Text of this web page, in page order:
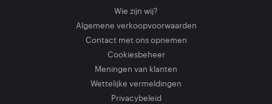
Wie zijn wij?
Algemene verkoopvoorwaarden
Contact met ons opnemen
Cookiesbeheer
Meningen van klanten
Wettelijke vermeldingen
Privacybeleid